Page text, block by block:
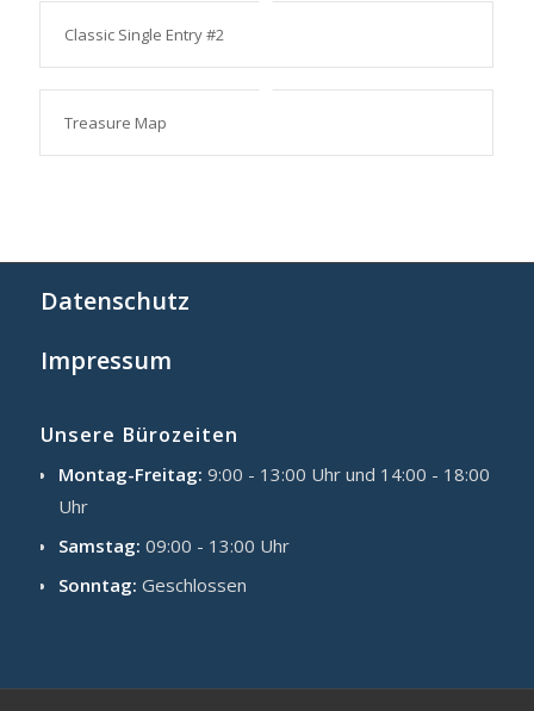
Classic Single Entry #2
Treasure Map
Datenschutz
Impressum
Unsere Bürozeiten
Montag-Freitag: 9:00 - 13:00 Uhr und 14:00 - 18:00
Uhr
Samstag: 09:00 - 13:00 Uhr
Sonntag: Geschlossen